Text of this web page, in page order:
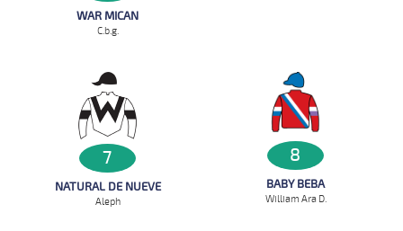
WAR MICAN
C.b.g.
7
NATURAL DE NUEVE
Aleph
8
BABY BEBA
William Ara D.